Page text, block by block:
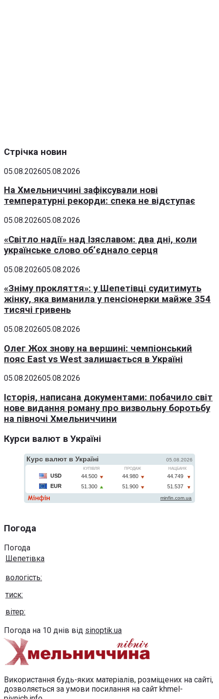
Стрічка новин
05.08.202605.08.2026
На Хмельниччині зафіксували нові
температурні рекорди: спека не відступає
05.08.202605.08.2026
«Світло надії» над Ізяславом: два дні, коли
українське слово об’єднало серця
05.08.202605.08.2026
«Зніму прокляття»: у Шепетівці судитимуть
жінку, яка виманила у пенсіонерки майже 354
тисячі гривень
05.08.202605.08.2026
Олег Жох знову на вершині: чемпіонський
пояс East vs West залишається в Україні
05.08.202605.08.2026
Історія, написана документами: побачило світ
нове видання роману про визвольну боротьбу
на півночі Хмельниччини
Курси валют в Україні
Погода
Погода
Шепетівка
вологість:
тиск:
вітер:
Погода на 10 днів від sinoptik.ua
Використання будь-яких матеріалів, розміщених на сайті,
дозволяється за умови посилання на сайт khmel-